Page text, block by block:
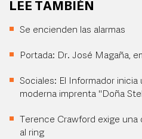
LEE TAMBIÉN
Se encienden las alarmas
Portada: Dr. José Magaña,
Sociales: El Informador
moderna imprenta "Doña
Terence Crawford exige
al ring